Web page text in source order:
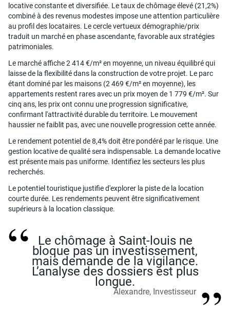
locative constante et diversifiée. Le taux de chômage élevé (21,2%)
combiné à des revenus modestes impose une attention particulière
au profil des locataires. Le cercle vertueux démographie/prix
traduit un marché en phase ascendante, favorable aux stratégies
patrimoniales.
Le marché affiche 2 414 €/m² en moyenne, un niveau équilibré qui
laisse de la flexibilité dans la construction de votre projet. Le parc
étant dominé par les maisons (2 469 €/m² en moyenne), les
appartements restent rares avec un prix moyen de 1 779 €/m². Sur
cinq ans, les prix ont connu une progression significative,
confirmant l'attractivité durable du territoire. Le mouvement
haussier ne faiblit pas, avec une nouvelle progression cette année.
Le rendement potentiel de 8,4% doit être pondéré par le risque. Une
gestion locative de qualité sera indispensable. La demande locative
est présente mais pas uniforme. Identifiez les secteurs les plus
recherchés.
Le potentiel touristique justifie d'explorer la piste de la location
courte durée. Les rendements peuvent être significativement
supérieurs à la location classique.
Le chômage à Saint-louis ne
bloque pas un investissement,
mais demande de la vigilance.
L’analyse des dossiers est plus
longue.
Alexandre, Investisseur